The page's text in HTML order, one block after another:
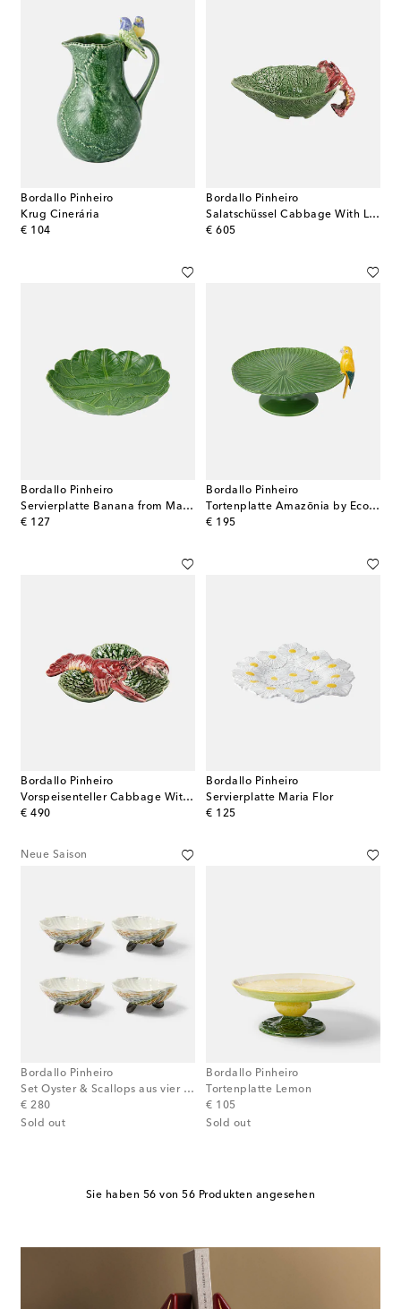
Bordallo Pinheiro
Krug Cinerária
€ 104
original price
Bordallo Pinheiro
Salatschüssel Cabbage With Lobsters
€ 605
original price
Bordallo Pinheiro
Servierplatte Banana from Madeira by Nini Andrade Silva
€ 127
original price
Bordallo Pinheiro
Tortenplatte Amazōnia by EcoArts
€ 195
original price
Bordallo Pinheiro
Vorspeisenteller Cabbage With Lobsters Small
€ 490
original price
Bordallo Pinheiro
Servierplatte Maria Flor
€ 125
original price
Neue Saison
Bordallo Pinheiro
Set Oyster & Scallops aus vier Servierschalen
€ 280
original price
Sold out
Bordallo Pinheiro
Tortenplatte Lemon
€ 105
original price
Sold out
Sie haben 56 von 56 Produkten angesehen